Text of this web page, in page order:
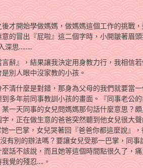
才開始學做媽媽，做媽媽這個工作的挑戰
的冒出『屁啦』這二個字時，小開皺著眉
深思……..
辭』，結果讓我決定用身教力行，我相信
別人眼中沒家教的小孩。
清什麼是對錯，那身為父母的我們就要當
多年前同事教訓小孩的畫面。『同事老公
一天同事的女兒問媽媽那句話什麼意思？
，正在做生意的爸爸突然聽到他女兒很大
一巴掌，女兒哭著回『爸爸你都這麼說』
有別的辦法嗎？要讓女兒受那一巴掌，同事
話不該說，而且她等這個時間點很久了，
我覺的殘忍….。